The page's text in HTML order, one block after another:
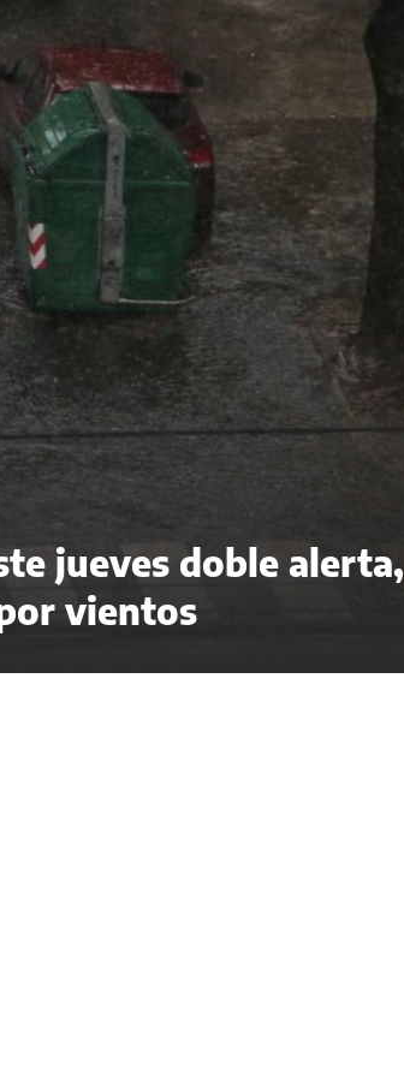
jueves doble alerta,
vientos